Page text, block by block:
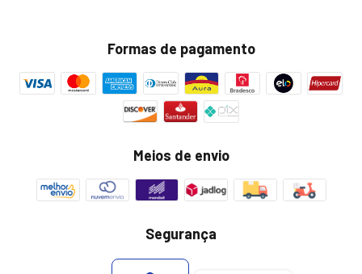
Formas de pagamento
Meios de envio
Segurança